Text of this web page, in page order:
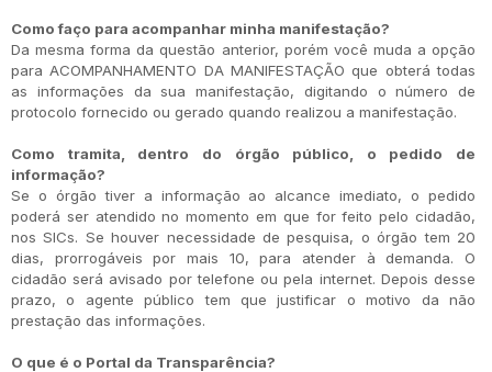
Como faço para acompanhar minha manifestação?
Da mesma forma da questão anterior, porém você muda a opção
para ACOMPANHAMENTO DA MANIFESTAÇÃO que obterá todas
as informações da sua manifestação, digitando o número de
protocolo fornecido ou gerado quando realizou a manifestação.
Como tramita, dentro do órgão público, o pedido de
informação?
Se o órgão tiver a informação ao alcance imediato, o pedido
poderá ser atendido no momento em que for feito pelo cidadão,
nos SICs. Se houver necessidade de pesquisa, o órgão tem 20
dias, prorrogáveis por mais 10, para atender à demanda. O
cidadão será avisado por telefone ou pela internet. Depois desse
prazo, o agente público tem que justificar o motivo da não
prestação das informações.
O que é o Portal da Transparência?